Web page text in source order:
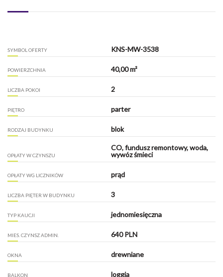
SYMBOL OFERTY KNS-MW-3538
POWIERZCHNIA 40,00 m²
LICZBA POKOI 2
PIĘTRO parter
RODZAJ BUDYNKU blok
OPŁATY W CZYNSZU
CO, fundusz remontowy, woda,
wywóz śmieci
OPŁATY WG LICZNIKÓW prąd
LICZBA PIĘTER W BUDYNKU 3
TYP KAUCJI jednomiesięczna
MIES. CZYNSZ ADMIN. 640 PLN
OKNA drewniane
BALKON loggia